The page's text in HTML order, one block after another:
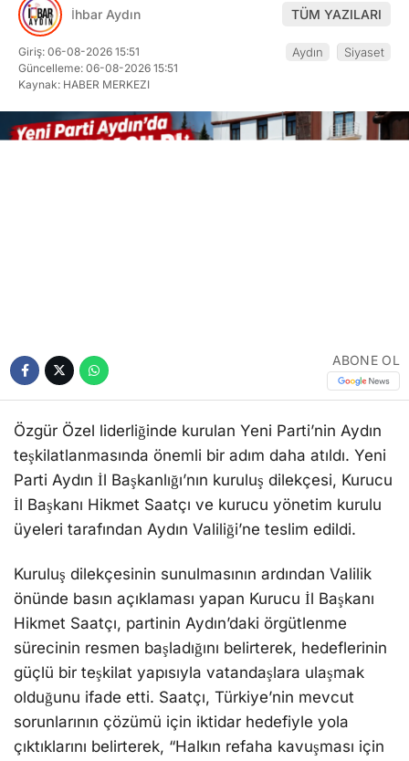
İhbar Aydın TÜM YAZILARI
Giriş: 06-08-2026 15:51
Güncelleme: 06-08-2026 15:51
Kaynak: HABER MERKEZI
Aydın Siyaset
ABONE OL
Özgür Özel liderliğinde kurulan Yeni Parti’nin Aydın
teşkilatlanmasında önemli bir adım daha atıldı. Yeni
Parti Aydın İl Başkanlığı’nın kuruluş dilekçesi, Kurucu
İl Başkanı Hikmet Saatçı ve kurucu yönetim kurulu
üyeleri tarafından Aydın Valiliği’ne teslim edildi.
Kuruluş dilekçesinin sunulmasının ardından Valilik
önünde basın açıklaması yapan Kurucu İl Başkanı
Hikmet Saatçı, partinin Aydın’daki örgütlenme
sürecinin resmen başladığını belirterek, hedeflerinin
güçlü bir teşkilat yapısıyla vatandaşlara ulaşmak
olduğunu ifade etti. Saatçı, Türkiye’nin mevcut
sorunlarının çözümü için iktidar hedefiyle yola
çıktıklarını belirterek, “Halkın refaha kavuşması için